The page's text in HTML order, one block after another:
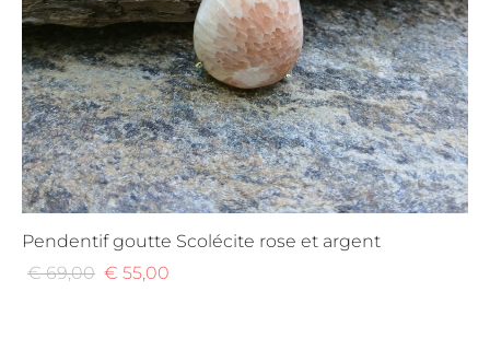
Pendentif goutte Scolécite rose et argent
€69,00
Le
€ 55,00
Le